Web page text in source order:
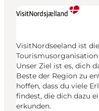
VisitNordseeland ist
Unser Ziel ist es, dich
Beste der Region zu
hoffen, dass du viele
findest, die dich dazu
erkunden.